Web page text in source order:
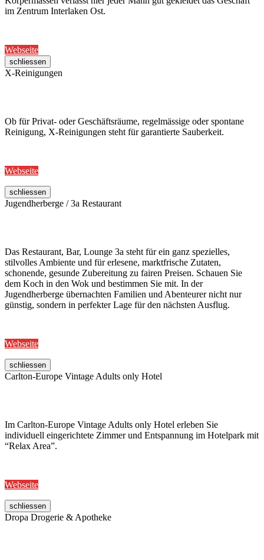
im Zentrum Interlaken Ost.
Webseite
schliessen
X-Reinigungen
Ob für Privat- oder Geschäftsräume, regelmässige oder spontane
Reinigung, X-Reinigungen steht für garantierte Sauberkeit.
Webseite
schliessen
Jugendherberge / 3a Restaurant
Das Restaurant, Bar, Lounge 3a steht für ein ganz spezielles,
stilvolles Ambiente und für erlesene, marktfrische Zutaten,
schonende, gesunde Zubereitung zu fairen Preisen. Schauen Sie
dem Koch in den Wok und bestimmen Sie mit. In der
Jugendherberge übernachten Familien und Abenteurer nicht nur
günstig, sondern in perfekter Lage für den nächsten Ausflug.
Webseite
schliessen
Carlton-Europe Vintage Adults only Hotel
Im Carlton-Europe Vintage Adults only Hotel erleben Sie
individuell eingerichtete Zimmer und Entspannung im Hotelpark mit
“Relax Area”.
Webseite
schliessen
Dropa Drogerie & Apotheke